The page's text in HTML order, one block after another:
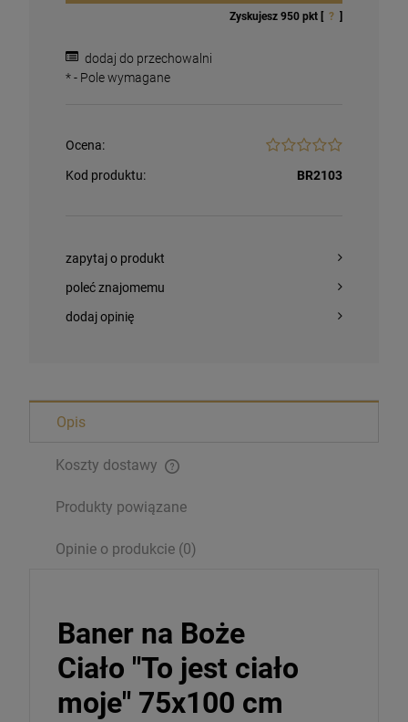
Zyskujesz 950 pkt [ ? ]
dodaj do przechowalni
*- Pole wymagane
Ocena:
Kod produktu: BR2103
zapytaj o produkt
poleć znajomemu
dodaj opinię
Opis
Koszty dostawy
Produkty powiązane
Opinie o produkcie (0)
Baner na Boże
Ciało "To jest ciało
moje" 75x100 cm